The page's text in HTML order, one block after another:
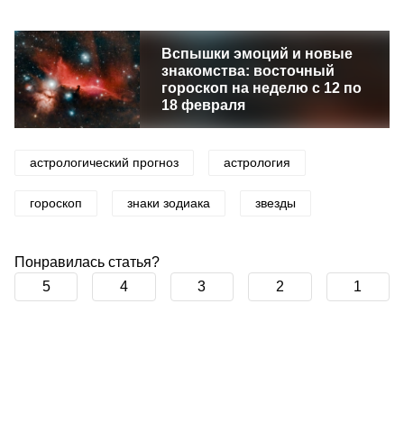
Вспышки эмоций и новые
знакомства: восточный
гороскоп на неделю с 12 по
18 февраля
астрологический прогноз астрология
гороскоп знаки зодиака звезды
Понравилась статья?
5
4 3 2 1